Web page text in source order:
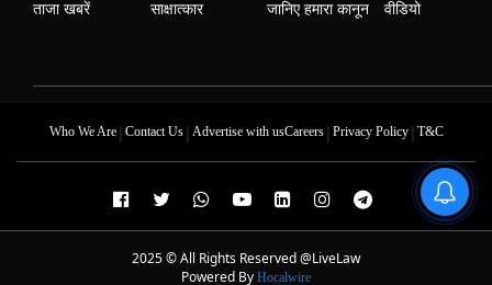
ताजा खबरें साक्षात्कार जानिए हमारा कानून वीडियो
Who We Are| Contact Us| Advertise with usCareers| Privacy Policy| T&C
2025 © All Rights Reserved @LiveLaw
Powered By Hocalwire